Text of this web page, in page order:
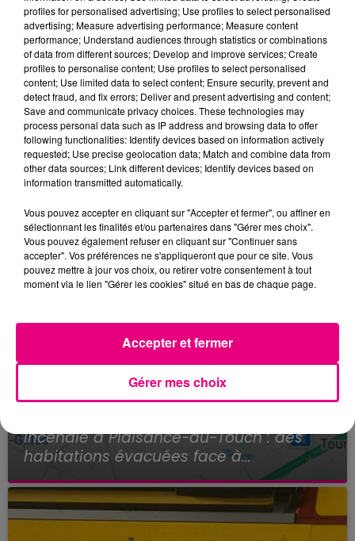
Enfinpour cette 3eme phase, le couvre-feu passera
de 21 heures à 23 heures.
À LA UNE
Incendie à Plaisance-du-Touch : des
habitations évacuées face à...
profiles for personalised advertising; Use profiles to select personalised
advertising; Measure advertising performance; Measure content
performance; Understand audiences through statistics or combinations
of data from different sources; Develop and improve services; Create
profiles to personalise content; Use profiles to select personalised
content; Use limited data to select content; Ensure security, prevent and
detect fraud, and fix errors; Deliver and present advertising and content;
Save and communicate privacy choices. These technologies may
process personal data such as IP address and browsing data to offer
following functionalities: Identify devices based on information actively
requested; Use precise geolocation data; Match and combine data from
other data sources; Link different devices; Identify devices based on
information transmitted automatically.
Vous pouvez accepter en cliquant sur "Accepter et fermer", ou affiner en
sélectionnant les finalités et/ou partenaires dans "Gérer mes choix".
Vous pouvez également refuser en cliquant sur "Continuer sans
accepter". Vos préférences ne s'appliqueront que pour ce site. Vous
pouvez mettre à jour vos choix, ou retirer votre consentement à tout
moment via le lien "Gérer les cookies" situé en bas de chaque page.
Gérer mes choix
Accepter et fermer